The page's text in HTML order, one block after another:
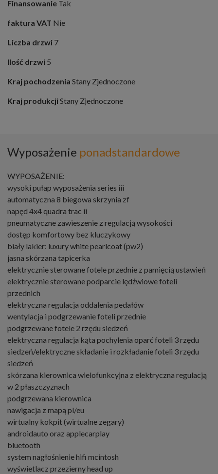
Finansowanie Tak
faktura VAT Nie
Liczba drzwi 7
Ilość drzwi 5
Kraj pochodzenia Stany Zjednoczone
Kraj produkcjiStany Zjednoczone
Wyposażenie ponadstandardowe
WYPOSAŻENIE:
wysoki pułap wyposażenia series iii
automatyczna 8 biegowa skrzynia zf
napęd 4x4 quadra trac ii
pneumatyczne zawieszenie z regulacją wysokości
dostęp komfortowy bez kluczykowy
biały lakier: luxury white pearlcoat (pw2)
jasna skórzana tapicerka
elektrycznie sterowane fotele przednie z pamięcią ustawień
elektrycznie sterowane podparcie lędźwiowe foteli
przednich
elektryczna regulacja oddalenia pedałów
wentylacja i podgrzewanie foteli przednie
podgrzewane fotele 2 rzędu siedzeń
elektryczna regulacja kąta pochylenia oparć foteli 3 rzędu
siedzeń/elektryczne składanie i rozkładanie foteli 3 rzędu
siedzeń
skórzana kierownica wielofunkcyjna z elektryczna regulacją
w 2 płaszczyznach
podgrzewana kierownica
nawigacja z mapą pl/eu
wirtualny kokpit (wirtualne zegary)
androidauto oraz applecarplay
bluetooth
system nagłośnienie hifi mcintosh
wyświetlacz przezierny head up